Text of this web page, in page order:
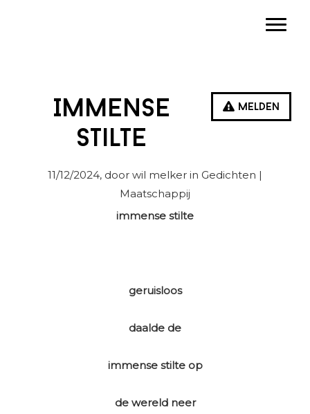
Melden
Immense
stilte
11/12/2024, door wil melker in Gedichten |
Maatschappij
immense stilte
geruisloos
daalde de
immense stilte op
de wereld neer